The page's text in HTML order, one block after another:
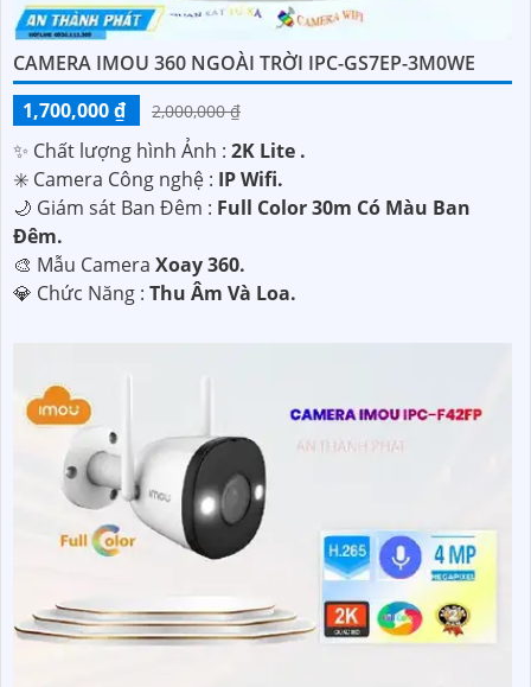
CAMERA IMOU 360 NGOÀI TRỜI IPC-GS7EP-3M0WE
1,700,000 ₫
2,000,000 ₫
✨ Chất lượng hình Ảnh : 2K Lite .
✳️ Camera Công nghệ : IP Wifi.
🌙 Giám sát Ban Đêm : Full Color 30m Có Màu Ban
Ðêm.
🎨 Mẫu Camera Xoay 360.
️💎 Chức Năng : Thu Âm Và Loa.